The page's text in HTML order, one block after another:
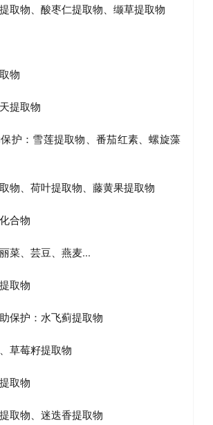
取物、酸枣仁提取物、缬草提取物
物
提取物
护：雪莲提取物、番茄红素、螺旋藻
物、荷叶提取物、藤黄果提取物
合物
菜、芸豆、燕麦...
取物
保护：水飞蓟提取物
草莓籽提取物
取物
取物、迷迭香提取物